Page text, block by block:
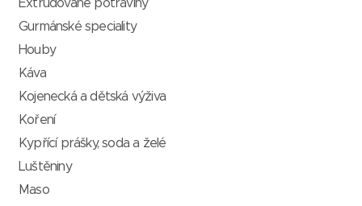
Extrudované potraviny
Gurmánské speciality
Houby
Káva
Kojenecká a dětská výživa
Koření
Kypřící prášky, soda a želé
Luštěniny
Maso